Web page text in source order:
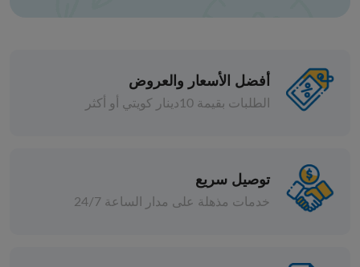
أفضل الأسعار والعروض
الطلبات بقيمة 10دينار كويتي أو أكثر
توصيل سريع
خدمات مذهلة على مدار الساعة 24/7